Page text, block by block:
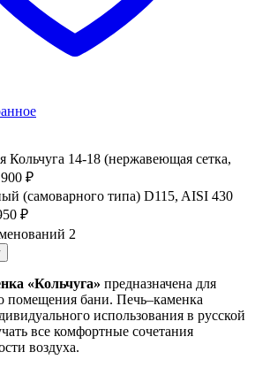
Кольчуга 14-18 (нержавеющая сетка,
₽
(самоварного типа) D115, AISI 430
₽
2
«Кольчуга» предназначена для
помещения бани. Печь–каменка
использования в русской
все комфортные сочетания
воздуха.